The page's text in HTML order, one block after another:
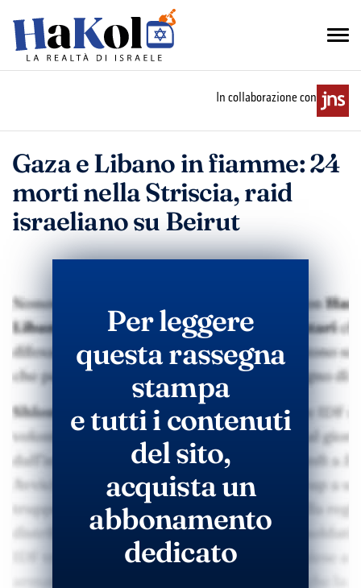
In collaborazione con
Gaza e Libano in fiamme: 24
morti nella Striscia, raid
israeliano su Beirut
Per leggere
questa rassegna
stampa
e tutti i contenuti
del sito,
acquista un
abbonamento
dedicato